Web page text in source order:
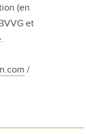
(en
et
/